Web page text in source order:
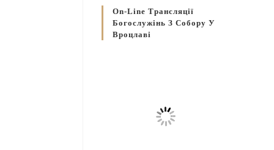
On-Line Трансляції
Богослужінь З Собору У
Вроцлаві